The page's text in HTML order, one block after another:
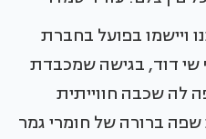
ויישמו בפועל בחברת
שי דוד, בגישה שמכבדת
לה שכבה חווייתית
שפה ברורה של חומרי גמר